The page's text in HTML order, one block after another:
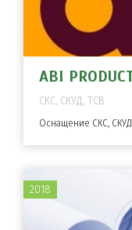
ABI
СКС, СКУД, ТСВ
Оснащение СКС,
2018